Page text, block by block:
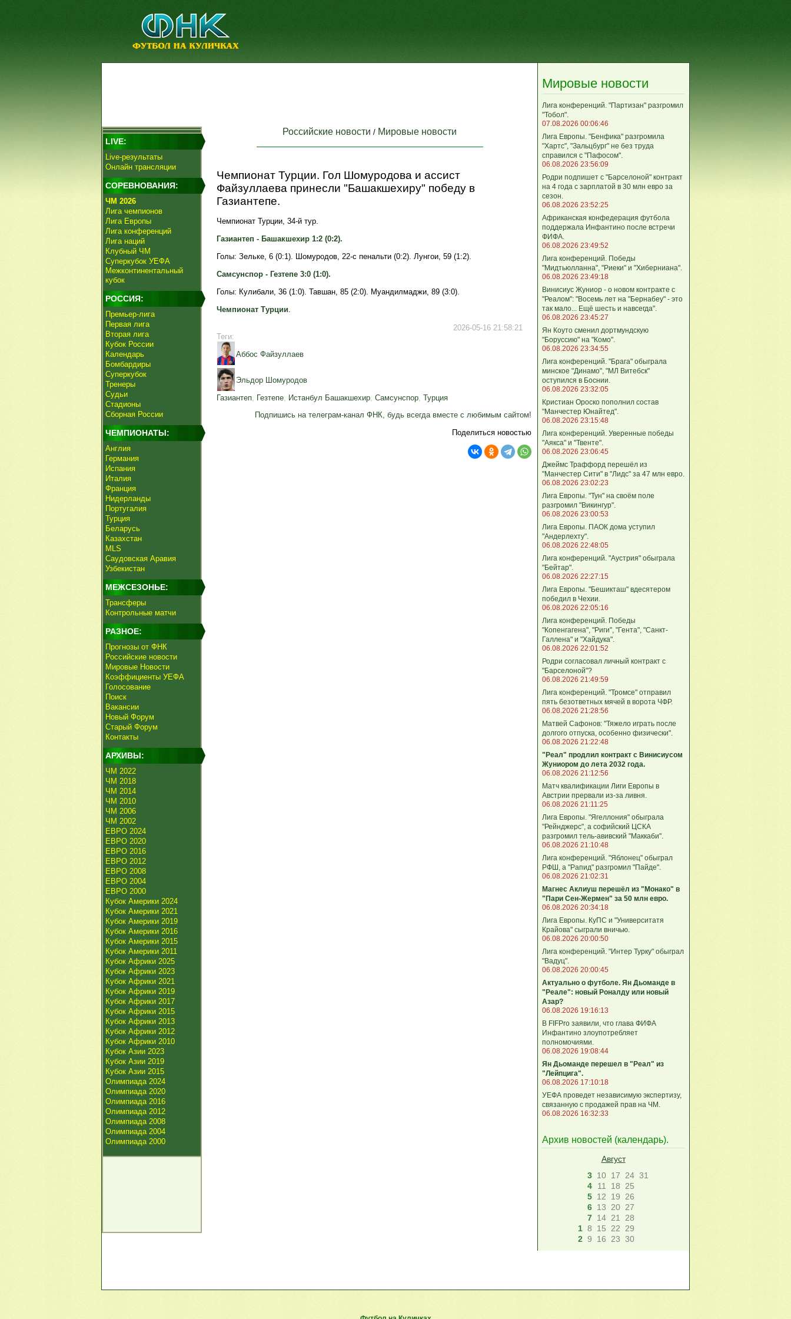
LIVE:
Live-результаты
Онлайн трансляции
СОРЕВНОВАНИЯ:
ЧМ 2026
Лига чемпионов
Лига Европы
Лига конференций
Лига наций
Клубный ЧМ
Суперкубок УЕФА
Межконтинентальный
кубок
РОССИЯ:
Премьер-лига
Первая лига
Вторая лига
Кубок России
Календарь
Бомбардиры
Суперкубок
Тренеры
Судьи
Стадионы
Сборная России
ЧЕМПИОНАТЫ:
Англия
Германия
Испания
Италия
Франция
Нидерланды
Португалия
Турция
Беларусь
Казахстан
MLS
Саудовская Аравия
Узбекистан
МЕЖСЕЗОНЬЕ:
Трансферы
Контрольные матчи
РАЗНОЕ:
Прогнозы от ФНК
Российские новости
Мировые Новости
Коэффициенты УЕФА
Голосование
Поиск
Вакансии
Новый Форум
Старый Форум
Контакты
АРХИВЫ:
ЧМ 2022
ЧМ 2018
ЧМ 2014
ЧМ 2010
ЧМ 2006
ЧМ 2002
ЕВРО 2024
ЕВРО 2020
ЕВРО 2016
ЕВРО 2012
ЕВРО 2008
ЕВРО 2004
ЕВРО 2000
Кубок Америки 2024
Кубок Америки 2021
Кубок Америки 2019
Кубок Америки 2016
Кубок Америки 2015
Кубок Америки 2011
Кубок Африки 2025
Кубок Африки 2023
Кубок Африки 2021
Кубок Африки 2019
Кубок Африки 2017
Кубок Африки 2015
Кубок Африки 2013
Кубок Африки 2012
Кубок Африки 2010
Кубок Азии 2023
Кубок Азии 2019
Кубок Азии 2015
Олимпиада 2024
Олимпиада 2020
Олимпиада 2016
Олимпиада 2012
Олимпиада 2008
Олимпиада 2004
Олимпиада 2000
Российские новости / Мировые новости
Чемпионат Турции. Гол Шомуродова и ассист
Файзуллаева принесли "Башакшехиру" победу в
Газиантепе.
Чемпионат Турции, 34-й тур.
Газиантеп - Башакшехир 1:2 (0:2).
Голы: Зельке, 6 (0:1). Шомуродов, 22-с пенальти (0:2). Лунгои, 59 (1:2).
Самсунспор - Гезтепе 3:0 (1:0).
Голы: Кулибали, 36 (1:0). Тавшан, 85 (2:0). Муандилмаджи, 89 (3:0).
Чемпионат Турции.
2026-05-16 21:58:21
Теги:
Аббос Файзуллаев
Эльдор Шомуродов
Газиантеп, Гезтепе, Истанбул Башакшехир, Самсунспор, Турция
Подпишись на телеграм-канал ФНК, будь всегда вместе с любимым сайтом!
Поделиться новостью
Мировые новости
Лига кoнференций. "Партизан" разгромил
"Тобол".
07.08.2026 00:06:46
Лига Европы. "Бенфика" разгромила
"Хартс", "Зальцбург" не без труда
справился с "Пафосом".
06.08.2026 23:56:09
Родри подпишет с "Барселоной" контракт
на 4 года с зарплатой в 30 млн евро за
сезон.
06.08.2026 23:52:25
Африканская конфедерация футбола
поддержала Инфантино после встречи
ФИФА.
06.08.2026 23:49:52
Лига кoнференций. Победы
"Мидтьюлланна", "Риеки" и "Хиберниана".
06.08.2026 23:49:18
Винисиус Жуниор - о новом контракте с
"Реалом": "Восемь лет на "Бернабеу" - это
так мало... Ещё шесть и навсегда".
06.08.2026 23:45:27
Ян Коуто сменил дортмундскую
"Боруссию" на "Комо".
06.08.2026 23:34:55
Лига кoнференций. "Брага" обыграла
минское "Динамо", "МЛ Витебск"
оступился в Боснии.
06.08.2026 23:32:05
Кристиан Ороско пополнил состав
"Манчестер Юнайтед".
06.08.2026 23:15:48
Лига кoнференций. Уверенные победы
"Аякса" и "Твенте".
06.08.2026 23:06:45
Джеймс Траффорд перешёл из
"Манчестер Сити" в "Лидс" за 47 млн евро.
06.08.2026 23:02:23
Лига Европы. "Тун" на своём поле
разгромил "Викингур".
06.08.2026 23:00:53
Лига Европы. ПАОК дома уступил
"Андерлехту".
06.08.2026 22:48:05
Лига конференций. "Аустрия" обыграла
"Бейтар".
06.08.2026 22:27:15
Лига Европы. "Бешикташ" вдесятером
победил в Чехии.
06.08.2026 22:05:16
Лига конференций. Победы
"Копенгагена", "Риги", "Гента", "Санкт-
Галлена" и "Хайдука".
06.08.2026 22:01:52
Родри согласовал личный контракт с
"Барселоной"?
06.08.2026 21:49:59
Лига конференций. "Тромсе" отправил
пять безответных мячей в ворота ЧФР.
06.08.2026 21:28:56
Матвей Сафонов: "Тяжело играть после
долгого отпуска, особенно физически".
06.08.2026 21:22:48
"Реал" продлил контракт с Винисиусом
Жуниором до лета 2032 года.
06.08.2026 21:12:56
Матч квалификации Лиги Европы в
Австрии прервали из-за ливня.
06.08.2026 21:11:25
Лига Европы. "Ягеллония" обыграла
"Рейнджерс", а софийский ЦСКА
разгромил тель-авивский "Маккаби".
06.08.2026 21:10:48
Лига кoнференций. "Яблонец" обыграл
РФШ, а "Рапид" разгромил "Пайде".
06.08.2026 21:02:31
Магнес Аклиуш перешёл из "Монако" в
"Пари Сен-Жермен" за 50 млн евро.
06.08.2026 20:34:18
Лига Европы. КуПС и "Университатя
Крайова" сыграли вничью.
06.08.2026 20:00:50
Лига конференций. "Интер Турку" обыграл
"Вадуц".
06.08.2026 20:00:45
Актуально о футболе. Ян Дьоманде в
"Реале": новый Роналду или новый
Азар?
06.08.2026 19:16:13
В FIFPro заявили, что глава ФИФА
Инфантино злоупотребляет
полномочиями.
06.08.2026 19:08:44
Ян Дьоманде перешел в "Реал" из
"Лейпцига".
06.08.2026 17:10:18
УЕФА проведет независимую экспертизу,
связанную с продажей прав на ЧМ.
06.08.2026 16:32:33
Архив новостей (календарь).
Август
3 10 17 24 31
4
11 18
25
5 12 19
26
6 13 20 27
7 14 21
28
1 8 15 22
29
2 9 16 23 30